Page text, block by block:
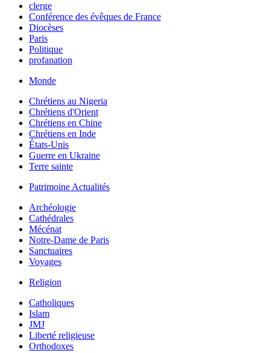
clerge
Conférence des évêques de France
Diocèses
Paris
Politique
profanation
Monde
Chrétiens au Nigeria
Chrétiens d'Orient
Chrétiens en Chine
Chrétiens en Inde
États-Unis
Guerre en Ukraine
Terre sainte
Patrimoine Actualités
Archéologie
Cathédrales
Mécénat
Notre-Dame de Paris
Sanctuaires
Voyages
Religion
Catholiques
Islam
JMJ
Liberté religieuse
Orthodoxes